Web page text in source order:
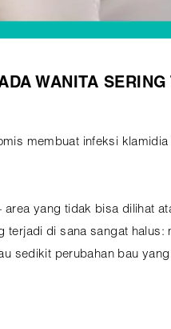
WANITA SERING
membuat infeksi
yang tidak bisa dilihat
terjadi di sana sangat halus:
sedikit perubahan bau